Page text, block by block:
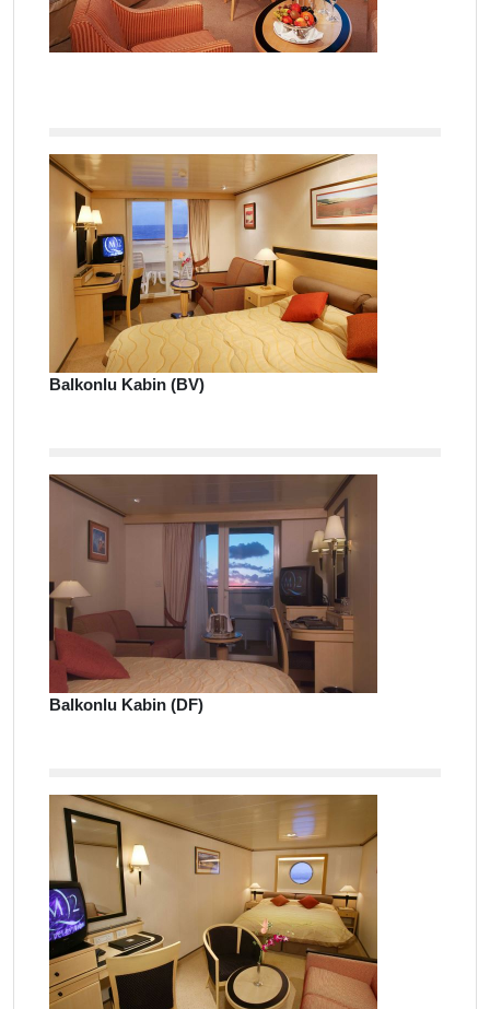
Balkonlu Kabin (BV)
Balkonlu Kabin (DF)